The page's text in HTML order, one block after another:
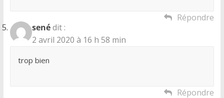
Répondre
senédit :
2 avril 2020 à 16 h 58 min
trop bien
Répondre